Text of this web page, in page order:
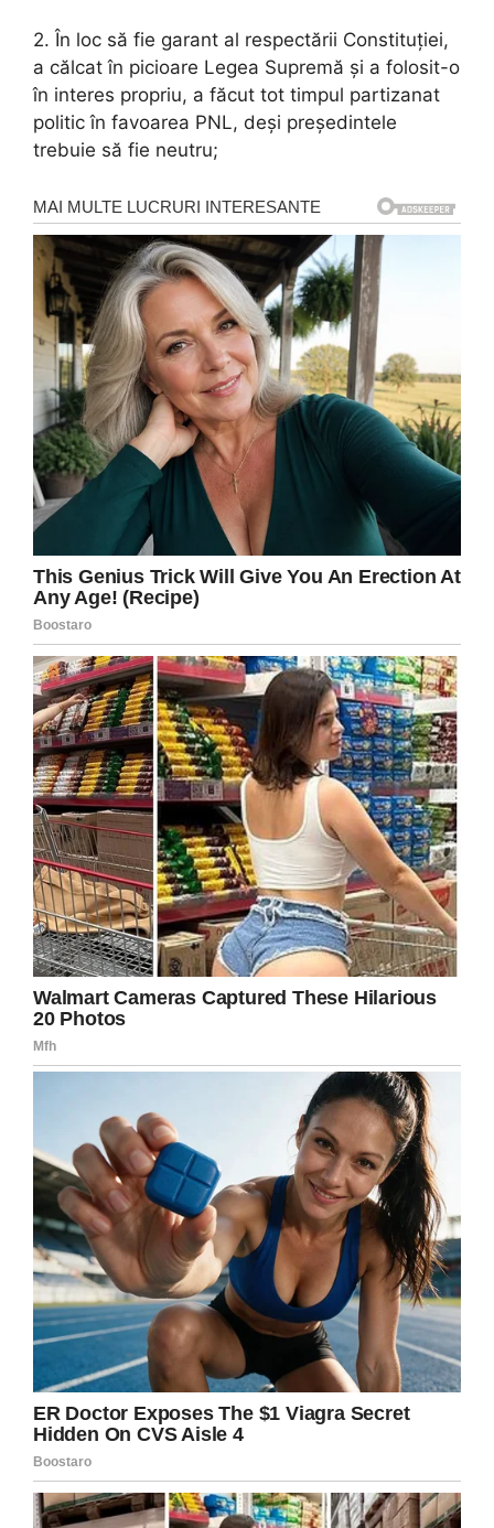
2. În loc să fie garant al respectării Constituției,
a călcat în picioare Legea Supremă și a folosit-o
în interes propriu, a făcut tot timpul partizanat
politic în favoarea PNL, deși președintele
trebuie să fie neutru;